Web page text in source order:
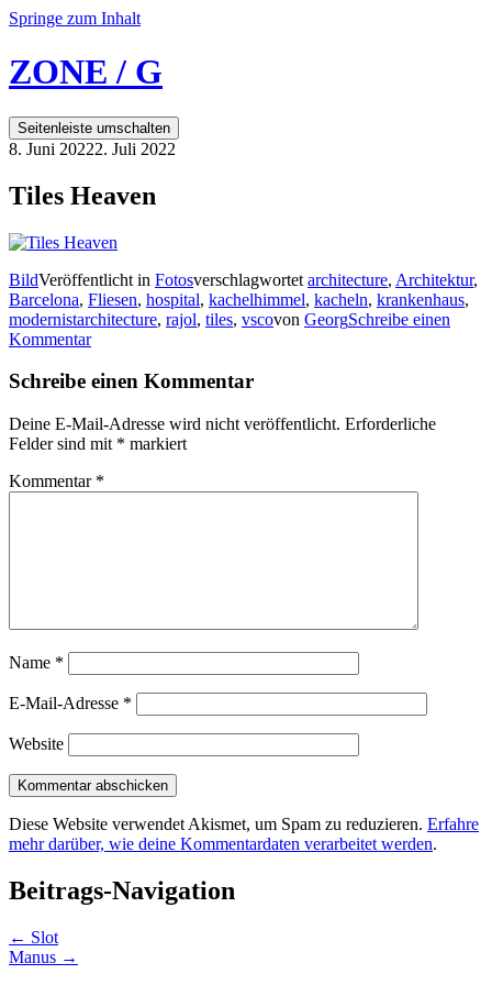
Springe zum Inhalt
ZONE / G
Seitenleiste umschalten
8. Juni 20222. Juli 2022
Tiles Heaven
BildVeröffentlicht in Fotosverschlagwortet architecture, Architektur,
Barcelona, Fliesen, hospital, kachelhimmel, kacheln, krankenhaus,
modernistarchitecture, rajol, tiles, vscovon GeorgSchreibe einen
Kommentar
Schreibe einen Kommentar
Deine E-Mail-Adresse wird nicht veröffentlicht. Erforderliche
Felder sind mit * markiert
Kommentar *
Name *
E-Mail-Adresse *
Website
Diese Website verwendet Akismet, um Spam zu reduzieren. Erfahre
mehr darüber, wie deine Kommentardaten verarbeitet werden.
Beitrags-Navigation
← Slot
Manus →